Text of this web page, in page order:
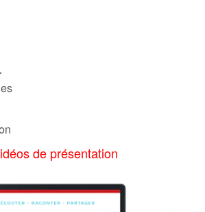
de présentation